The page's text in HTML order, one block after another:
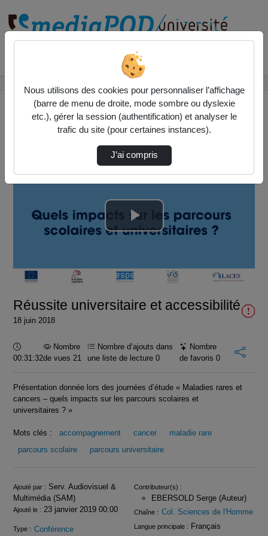
Lire
vidéo
Réussite universitaire et accessibilité
18 juin 2018
Durée :
00:31:32
Nombre
de vues 21
Nombre d’ajouts dans
une liste de lecture0
Nombre
de favoris 0
Présentation donnée lors des journées d’étude « Maladies rares et
cancers – quels impacts sur les parcours scolaires et
universitaires ? »
Mots clés : accompagnement cancer
maladie rare
parcours scolaire
parcours universitaire
Infos
Ajouté par : Serv. Audiovisuel &
Multimédia (SAM)
Contributeur(s) :
EBERSOLD Serge (Auteur)
Ajouté le : 23 janvier 2019 00:00 Chaîne : Col. Sciences de l'Homme
Type : Conférence Langue principale : Français
Nous utilisons des cookies pour personnaliser l’affichage
(barre de menu de droite, mode sombre ou dyslexie
etc.), gérer la session (authentification) et analyser le
trafic du site (pour certaines instances).
J’ai compris